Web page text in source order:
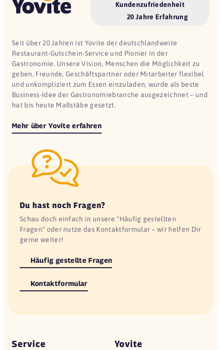
Kundenzufriedenheit
20 Jahre Erfahrung
Seit über 20 Jahren ist Yovite der deutschlandweite
Restaurant-Gutschein-Service und Pionier in der
Gastronomie. Unsere Vision, Menschen die Möglichkeit zu
geben, Freunde, Geschäftspartner oder Mitarbeiter flexibel
und unkompliziert zum Essen einzuladen, wurde als beste
Business-Idee der Gastronomiebranche ausgezeichnet – und
hat bis heute Maßstäbe gesetzt.
Mehr über Yovite erfahren
Du hast noch Fragen?
Schau doch einfach in unsere "Häufig gestellten
Fragen" oder nutze das Kontaktformular – wir helfen Dir
gerne weiter!
Häufig gestellte Fragen
Kontaktformular
Service Yovite